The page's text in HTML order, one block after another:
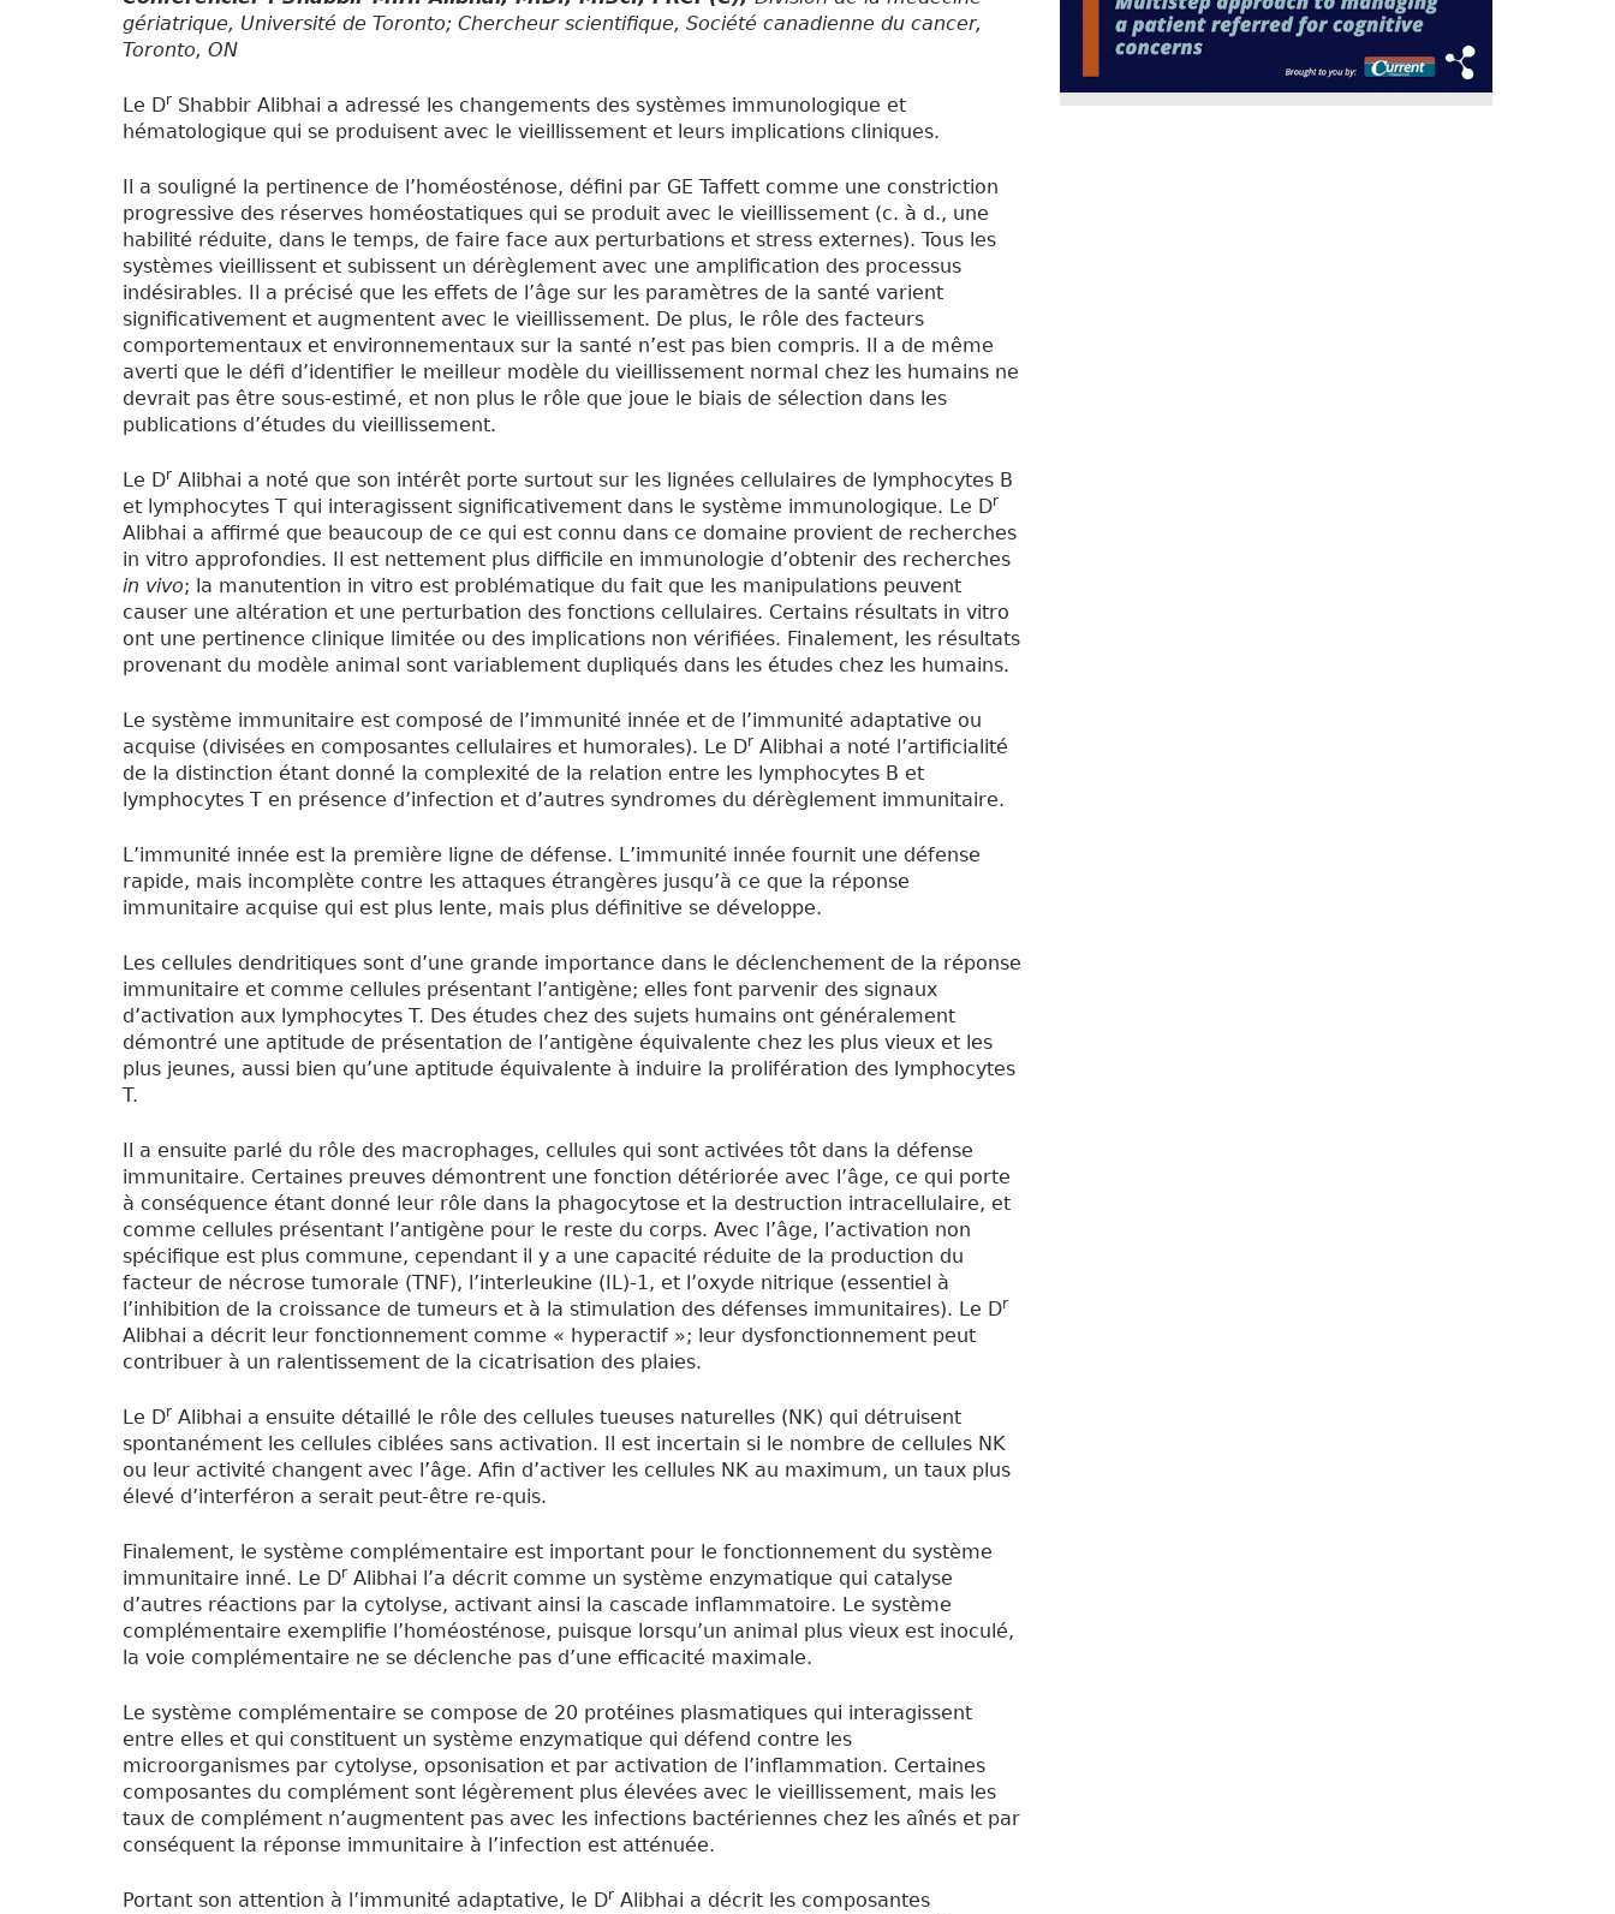
gériatrique, Université de Toronto; Chercheur scientifique, Société canadienne du cancer,
Toronto, ON
Le Dr Shabbir Alibhai a adressé les changements des systèmes immunologique et
hématologique qui se produisent avec le vieillissement et leurs implications cliniques.
Il a souligné la pertinence de l’homéosténose, défini par GE Taffett comme une constriction
progressive des réserves homéostatiques qui se produit avec le vieillissement (c. à d., une
habilité réduite, dans le temps, de faire face aux perturbations et stress externes). Tous les
systèmes vieillissent et subissent un dérèglement avec une amplification des processus
indésirables. Il a précisé que les effets de l’âge sur les paramètres de la santé varient
significativement et augmentent avec le vieillissement. De plus, le rôle des facteurs
comportementaux et environnementaux sur la santé n’est pas bien compris. Il a de même
averti que le défi d’identifier le meilleur modèle du vieillissement normal chez les humains ne
devrait pas être sous-estimé, et non plus le rôle que joue le biais de sélection dans les
publications d’études du vieillissement.
Le Dr Alibhai a noté que son intérêt porte surtout sur les lignées cellulaires de lymphocytes B
et lymphocytes T qui interagissent significativement dans le système immunologique. Le Dr
Alibhai a affirmé que beaucoup de ce qui est connu dans ce domaine provient de recherches
in vitro approfondies. Il est nettement plus difficile en immunologie d’obtenir des recherches
in vivo; la manutention in vitro est problématique du fait que les manipulations peuvent
causer une altération et une perturbation des fonctions cellulaires. Certains résultats in vitro
ont une pertinence clinique limitée ou des implications non vérifiées. Finalement, les résultats
provenant du modèle animal sont variablement dupliqués dans les études chez les humains.
Le système immunitaire est composé de l’immunité innée et de l’immunité adaptative ou
acquise (divisées en composantes cellulaires et humorales). Le Dr Alibhai a noté l’artificialité
de la distinction étant donné la complexité de la relation entre les lymphocytes B et
lymphocytes T en présence d’infection et d’autres syndromes du dérèglement immunitaire.
L’immunité innée est la première ligne de défense. L’immunité innée fournit une défense
rapide, mais incomplète contre les attaques étrangères jusqu’à ce que la réponse
immunitaire acquise qui est plus lente, mais plus définitive se développe.
Les cellules dendritiques sont d’une grande importance dans le déclenchement de la réponse
immunitaire et comme cellules présentant l’antigène; elles font parvenir des signaux
d’activation aux lymphocytes T. Des études chez des sujets humains ont généralement
démontré une aptitude de présentation de l’antigène équivalente chez les plus vieux et les
plus jeunes, aussi bien qu’une aptitude équivalente à induire la prolifération des lymphocytes
T.
Il a ensuite parlé du rôle des macrophages, cellules qui sont activées tôt dans la défense
immunitaire. Certaines preuves démontrent une fonction détériorée avec l’âge, ce qui porte
à conséquence étant donné leur rôle dans la phagocytose et la destruction intracellulaire, et
comme cellules présentant l’antigène pour le reste du corps. Avec l’âge, l’activation non
spécifique est plus commune, cependant il y a une capacité réduite de la production du
facteur de nécrose tumorale (TNF), l’interleukine (IL)-1, et l’oxyde nitrique (essentiel à
l’inhibition de la croissance de tumeurs et à la stimulation des défenses immunitaires). Le Dr
Alibhai a décrit leur fonctionnement comme « hyperactif »; leur dysfonctionnement peut
contribuer à un ralentissement de la cicatrisation des plaies.
Le Dr Alibhai a ensuite détaillé le rôle des cellules tueuses naturelles (NK) qui détruisent
spontanément les cellules ciblées sans activation. Il est incertain si le nombre de cellules NK
ou leur activité changent avec l’âge. Afin d’activer les cellules NK au maximum, un taux plus
élevé d’interféron a serait peut-être re-quis.
Finalement, le système complémentaire est important pour le fonctionnement du système
immunitaire inné. Le Dr Alibhai l’a décrit comme un système enzymatique qui catalyse
d’autres réactions par la cytolyse, activant ainsi la cascade inflammatoire. Le système
complémentaire exemplifie l’homéosténose, puisque lorsqu’un animal plus vieux est inoculé,
la voie complémentaire ne se déclenche pas d’une efficacité maximale.
Le système complémentaire se compose de 20 protéines plasmatiques qui interagissent
entre elles et qui constituent un système enzymatique qui défend contre les
microorganismes par cytolyse, opsonisation et par activation de l’inflammation. Certaines
composantes du complément sont légèrement plus élevées avec le vieillissement, mais les
taux de complément n’augmentent pas avec les infections bactériennes chez les aînés et par
conséquent la réponse immunitaire à l’infection est atténuée.
Portant son attention à l’immunité adaptative, le Dr Alibhai a décrit les composantes